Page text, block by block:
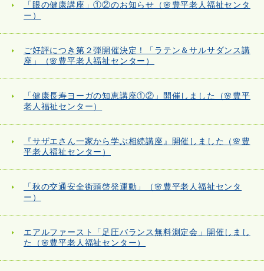
「眼の健康講座」①②のお知らせ（🌸豊平老人福祉センタ
ー）
ご好評につき第２弾開催決定！「ラテン＆サルサダンス講
座」（🌸豊平老人福祉センター）
「健康長寿ヨーガの知恵講座①②」開催しました（🌸豊平
老人福祉センター）
『サザエさん一家から学ぶ相続講座』開催しました（🌸豊
平老人福祉センター）
「秋の交通安全街頭啓発運動」（🌸豊平老人福祉センタ
ー）
エアルファースト「足圧バランス無料測定会」開催しまし
た（🌸豊平老人福祉センター）